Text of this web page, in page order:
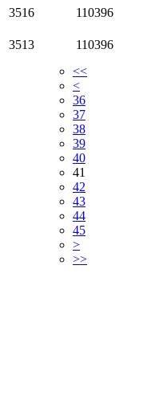
3516 110396
3513 110396
<<
<
36
37
38
39
40
41
42
43
44
45
>
>>